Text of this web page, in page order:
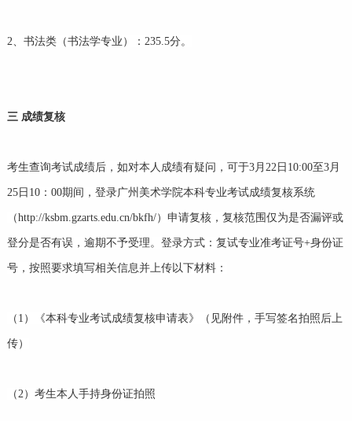
2、书法类（书法学专业）：235.5分。
三 成绩复核
考生查询考试成绩后，如对本人成绩有疑问，可于3月22日10:00至3月
25日10：00期间，登录广州美术学院本科专业考试成绩复核系统
（http://ksbm.gzarts.edu.cn/bkfh/）申请复核，复核范围仅为是否漏评或
登分是否有误，逾期不予受理。登录方式：复试专业准考证号+身份证
号，按照要求填写相关信息并上传以下材料：
（1）《本科专业考试成绩复核申请表》（见附件，手写签名拍照后上
传）
（2）考生本人手持身份证拍照